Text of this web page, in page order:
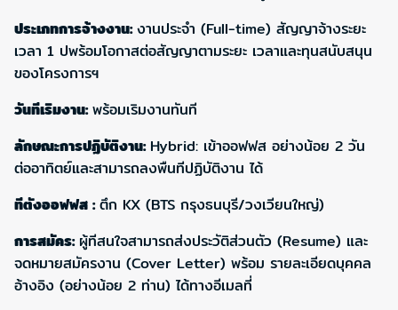
ประเภทการจ้างงาน:งานประจำ (Full-time) สัญญาจ้างระยะ
เวลา 1 ปพร้อมโอกาสต่อสัญญาตามระยะ เวลาและทุนสนับสนุน
ของโครงการฯ
วันทีเริมงาน:พร้อมเริมงานทันที
ลักษณะการปฏิบัติงาน: Hybrid: เข้าออฟฟส อย่างน้อย 2 วัน
ต่ออาทิตย์และสามารถลงพืนทีปฏิบัติงาน ได้
ทีตังออฟฟส :ตึก KX (BTS กรุงธนบุรี/วงเวียนใหญ่)
การสมัคร: ผู้ทีสนใจสามารถส่งประวัติส่วนตัว (Resume) และ
จดหมายสมัครงาน (Cover Letter) พร้อม รายละเอียดบุคคล
อ้างอิง (อย่างน้อย 2 ท่าน) ได้ทางอีเมลที่